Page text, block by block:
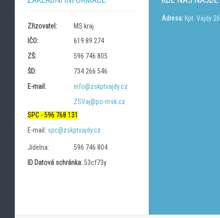
Zřizovatel:
MS kraj
IČO:
619 89 274
ZŠ:
596 746 805
ŠD:
734 266 546
E-mail:
info@zskptvajdy.cz
ZSVaj@po-msk.cz
SPC - 596 768 131
E-mail: spc@zskptvajdy.cz
Jídelna:
596 746 804
ID Datová schránka:53cf73y
Adresa:Kpt. Vajdy